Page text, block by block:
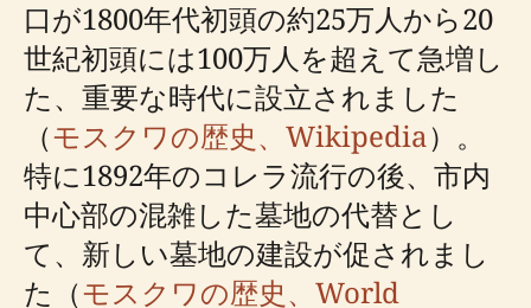
口が1800年代初頭の約25万人から20
世紀初頭には100万人を超えて急増し
た、重要な時代に設立されました
（モスクワの歴史、Wikipedia）。
特に1892年のコレラ流行の後、市内
中心部の混雑した墓地の代替とし
て、新しい墓地の建設が促されまし
た（モスクワの歴史、World